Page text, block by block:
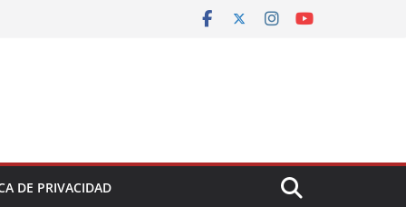
DE PRIVACIDAD